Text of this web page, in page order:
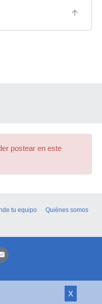
postear en este
X
tu equipo
Quiénes somos